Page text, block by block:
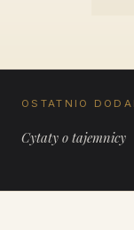
OSTATNIO
Cytaty o tajemnicy